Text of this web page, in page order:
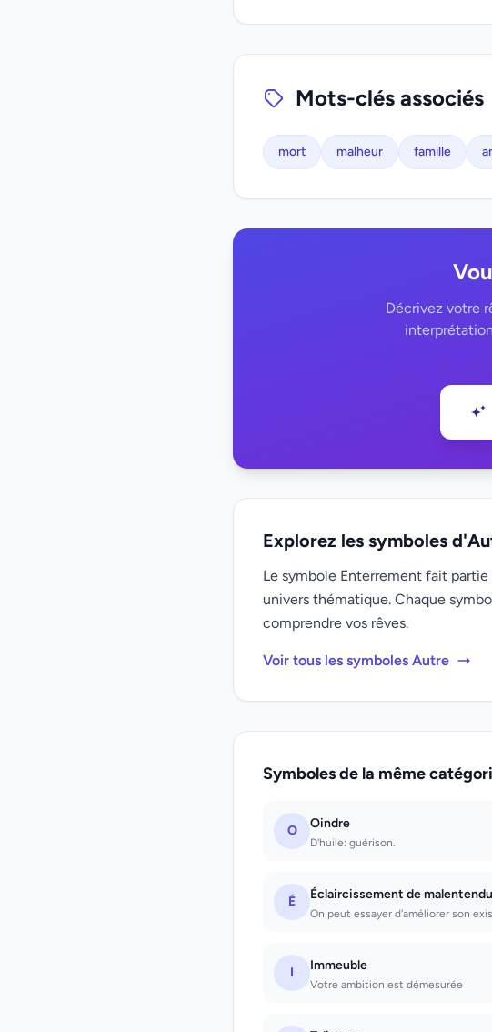
Mots-clés associés
mort malheur famille
Décrivez votre
Explorez les symboles
Le symbole Enterrement fait
univers thématique. Chaque
comprendre vos rêves.
Voir tous les symboles Autre
Symboles de la même
O Oindre
D'huile: guérison.
É Éclaircissement de
On peut essayer d'améliorer son
I Immeuble
Votre ambition est démesurée